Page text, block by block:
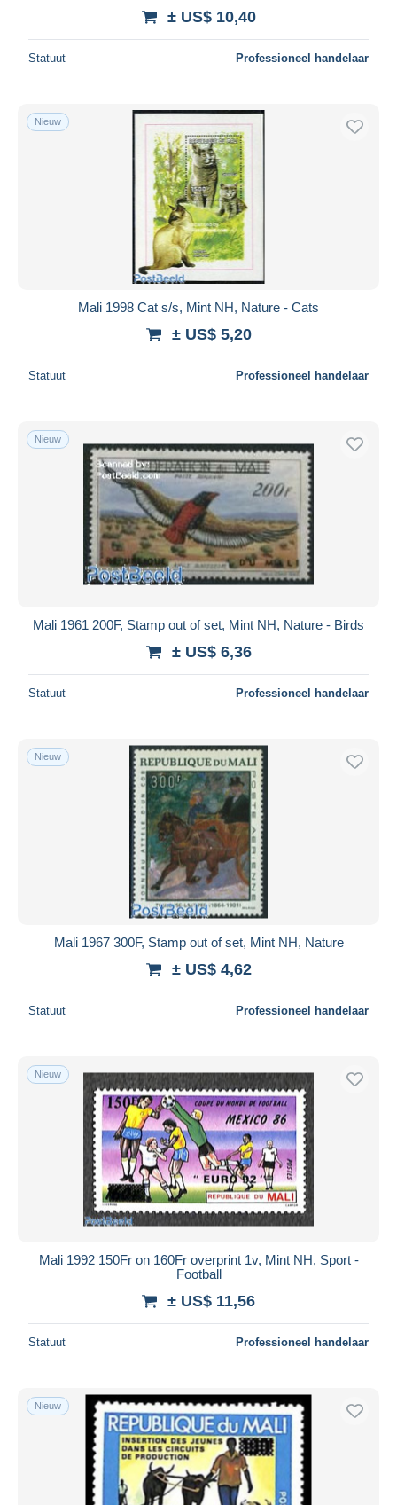
± US$ 10,40
Statuut Professioneel handelaar
Nieuw
Mali 1998 Cat s/s, Mint NH, Nature - Cats
± US$ 5,20
Statuut Professioneel handelaar
Nieuw
Mali 1961 200F, Stamp out of set, Mint NH, Nature - Birds
± US$ 6,36
Statuut Professioneel handelaar
Nieuw
Mali 1967 300F, Stamp out of set, Mint NH, Nature
± US$ 4,62
Statuut Professioneel handelaar
Nieuw
Mali 1992 150Fr on 160Fr overprint 1v, Mint NH, Sport -
Football
± US$ 11,56
Statuut Professioneel handelaar
Nieuw